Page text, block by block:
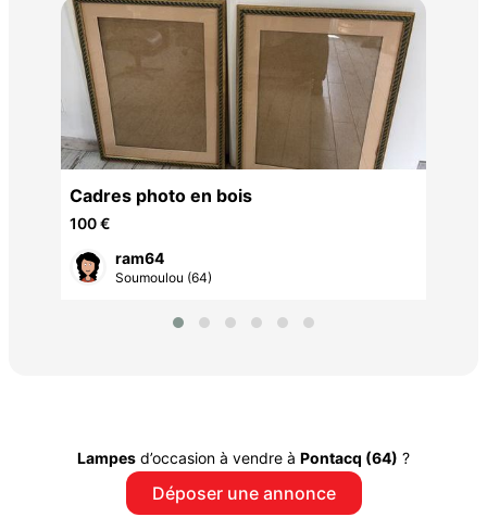
Cadres photo en bois
100 €
ram64
Soumoulou (64)
Lampes d’occasion à vendre à Pontacq (64) ?
Déposer une annonce